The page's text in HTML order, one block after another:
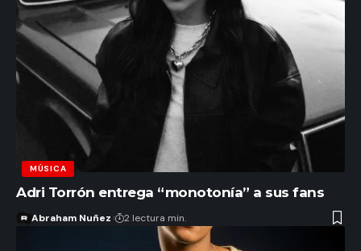
MÚSICA
Adri Torrón entrega “monotonía” a sus fans
Abraham Nuñez 2 lectura min.